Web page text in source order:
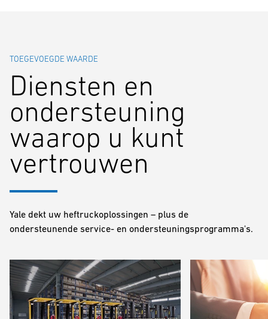
TOEGEVOEGDE WAARDE
Diensten en
ondersteuning
waarop u kunt
vertrouwen
Yale dekt uw heftruckoplossingen – plus de
ondersteunende service- en ondersteuningsprogramma's.